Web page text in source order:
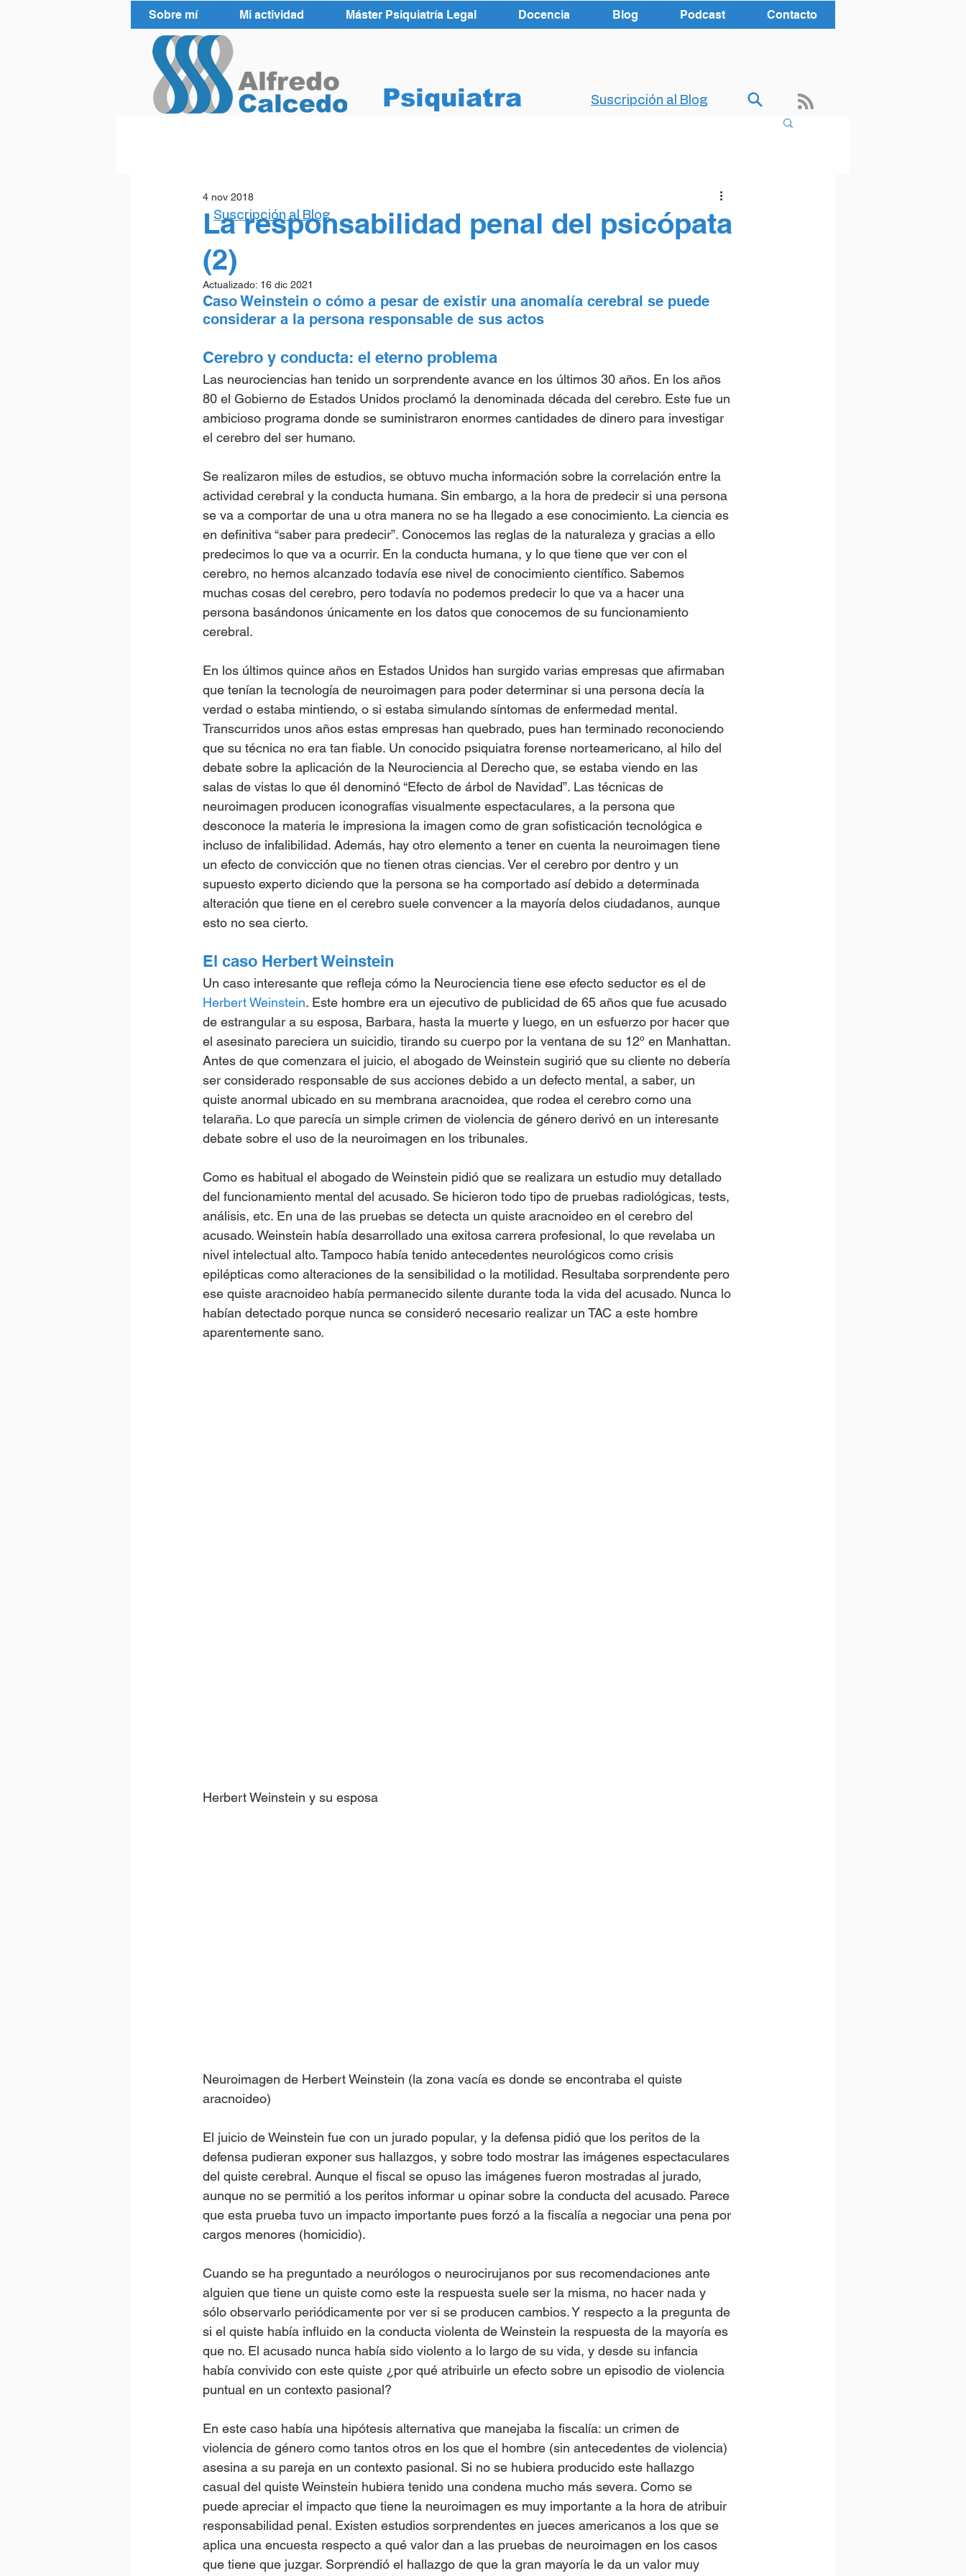
Sobre mí Mi actividad Máster Psiquiatría Legal Docencia Blog Podcast Contacto
Psiquiatra Suscripción al Blog
La responsabilidad penal del psicópata
(2)
4 nov 2018
Actualizado: 16 dic 2021
Caso Weinstein o cómo a pesar de existir una anomalía cerebral se puede
considerar a la persona responsable de sus actos
Cerebro y conducta: el eterno problema
Las neurociencias han tenido un sorprendente avance en los últimos 30 años. En los años
80 el Gobierno de Estados Unidos proclamó la denominada década del cerebro. Este fue un
ambicioso programa donde se suministraron enormes cantidades de dinero para investigar
el cerebro del ser humano.
Se realizaron miles de estudios, se obtuvo mucha información sobre la correlación entre la
actividad cerebral y la conducta humana. Sin embargo, a la hora de predecir si una persona
se va a comportar de una u otra manera no se ha llegado a ese conocimiento. La ciencia es
en definitiva “saber para predecir”. Conocemos las reglas de la naturaleza y gracias a ello
predecimos lo que va a ocurrir. En la conducta humana, y lo que tiene que ver con el
cerebro, no hemos alcanzado todavía ese nivel de conocimiento científico. Sabemos
muchas cosas del cerebro, pero todavía no podemos predecir lo que va a hacer una
persona basándonos únicamente en los datos que conocemos de su funcionamiento
cerebral.
En los últimos quince años en Estados Unidos han surgido varias empresas que afirmaban
que tenían la tecnología de neuroimagen para poder determinar si una persona decía la
verdad o estaba mintiendo, o si estaba simulando síntomas de enfermedad mental.
Transcurridos unos años estas empresas han quebrado, pues han terminado reconociendo
que su técnica no era tan fiable. Un conocido psiquiatra forense norteamericano, al hilo del
debate sobre la aplicación de la Neurociencia al Derecho que, se estaba viendo en las
salas de vistas lo que él denominó “Efecto de árbol de Navidad”. Las técnicas de
neuroimagen producen iconografías visualmente espectaculares, a la persona que
desconoce la materia le impresiona la imagen como de gran sofisticación tecnológica e
incluso de infalibilidad. Además, hay otro elemento a tener en cuenta la neuroimagen tiene
un efecto de convicción que no tienen otras ciencias. Ver el cerebro por dentro y un
supuesto experto diciendo que la persona se ha comportado así debido a determinada
alteración que tiene en el cerebro suele convencer a la mayoría delos ciudadanos, aunque
esto no sea cierto.
El caso Herbert Weinstein
Un caso interesante que refleja cómo la Neurociencia tiene ese efecto seductor es el de
Herbert Weinstein. Este hombre era un ejecutivo de publicidad de 65 años que fue acusado
de estrangular a su esposa, Barbara, hasta la muerte y luego, en un esfuerzo por hacer que
el asesinato pareciera un suicidio, tirando su cuerpo por la ventana de su 12º en Manhattan.
Antes de que comenzara el juicio, el abogado de Weinstein sugirió que su cliente no debería
ser considerado responsable de sus acciones debido a un defecto mental, a saber, un
quiste anormal ubicado en su membrana aracnoidea, que rodea el cerebro como una
telaraña. Lo que parecía un simple crimen de violencia de género derivó en un interesante
debate sobre el uso de la neuroimagen en los tribunales.
Como es habitual el abogado de Weinstein pidió que se realizara un estudio muy detallado
del funcionamiento mental del acusado. Se hicieron todo tipo de pruebas radiológicas, tests,
análisis, etc. En una de las pruebas se detecta un quiste aracnoideo en el cerebro del
acusado. Weinstein había desarrollado una exitosa carrera profesional, lo que revelaba un
nivel intelectual alto. Tampoco había tenido antecedentes neurológicos como crisis
epilépticas como alteraciones de la sensibilidad o la motilidad. Resultaba sorprendente pero
ese quiste aracnoideo había permanecido silente durante toda la vida del acusado. Nunca lo
habían detectado porque nunca se consideró necesario realizar un TAC a este hombre
aparentemente sano.
Herbert Weinstein y su esposa
Neuroimagen de Herbert Weinstein (la zona vacía es donde se encontraba el quiste
aracnoideo)
El juicio de Weinstein fue con un jurado popular, y la defensa pidió que los peritos de la
defensa pudieran exponer sus hallazgos, y sobre todo mostrar las imágenes espectaculares
del quiste cerebral. Aunque el fiscal se opuso las imágenes fueron mostradas al jurado,
aunque no se permitió a los peritos informar u opinar sobre la conducta del acusado. Parece
que esta prueba tuvo un impacto importante pues forzó a la fiscalía a negociar una pena por
cargos menores (homicidio).
Cuando se ha preguntado a neurólogos o neurocirujanos por sus recomendaciones ante
alguien que tiene un quiste como este la respuesta suele ser la misma, no hacer nada y
sólo observarlo periódicamente por ver si se producen cambios. Y respecto a la pregunta de
si el quiste había influido en la conducta violenta de Weinstein la respuesta de la mayoría es
que no. El acusado nunca había sido violento a lo largo de su vida, y desde su infancia
había convivido con este quiste ¿por qué atribuirle un efecto sobre un episodio de violencia
puntual en un contexto pasional?
En este caso había una hipótesis alternativa que manejaba la fiscalía: un crimen de
violencia de género como tantos otros en los que el hombre (sin antecedentes de violencia)
asesina a su pareja en un contexto pasional. Si no se hubiera producido este hallazgo
casual del quiste Weinstein hubiera tenido una condena mucho más severa. Como se
puede apreciar el impacto que tiene la neuroimagen es muy importante a la hora de atribuir
responsabilidad penal. Existen estudios sorprendentes en jueces americanos a los que se
aplica una encuesta respecto a qué valor dan a las pruebas de neuroimagen en los casos
que tiene que juzgar. Sorprendió el hallazgo de que la gran mayoría le da un valor muy
Suscripción al Blog